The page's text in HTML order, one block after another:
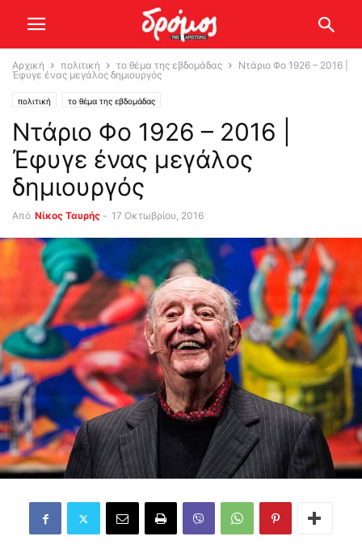
Αρχική πολιτική το θέμα της εβδομάδας
Ντάριο Φο 1926 – 2016 |
Έφυγε ένας μεγάλος δημιουργός
πολιτική το θέμα της εβδομάδας
Ντάριο Φο 1926 – 2016 |
Έφυγε ένας μεγάλος
δημιουργός
Από Νίκος Ταυρής - 17 Οκτωβρίου, 2016